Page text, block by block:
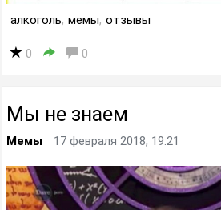
алкоголь, мемы, отзывы
0 0
Мы не знаем
Мемы 17 февраля 2018, 19:21